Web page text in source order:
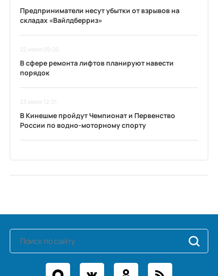
Предприниматели несут убытки от взрывов на
складах «Вайлдберриз»
22 июля 09:00
В сфере ремонта лифтов планируют навести
порядок
23 июля 12:31
В Кинешме пройдут Чемпионат и Первенство
России по водно-моторному спорту